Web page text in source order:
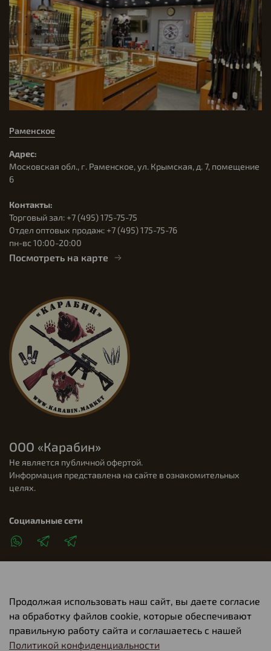
Раменское
Адрес:
Московская обл., г. Раменское, ул. Крымская, д. 7, помещение
6
Контакты:
Торговый зал: +7 (495) 175-75-75
Отдел оптовых продаж: +7 (495) 175-75-76
пн-вс 10:00-20:00
Посмотреть на карте
Клиентам
О компании
ООО «Карабин»
Не является публичной офертой.
Информация представлена на сайте в ознакомительных
целях.
Социальные сети
Продолжая использовать наш сайт, вы даете согласие
на обработку файлов cookie, которые обеспечивают
правильную работу сайта и соглашаетесь с нашей
Политикой конфиденциальности